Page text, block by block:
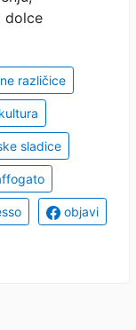
dolce
različice
sladice
objavi